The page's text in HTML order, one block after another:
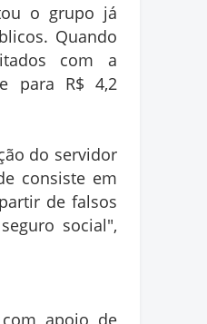
o grupo já
Quando
com a
para R$ 4,2
do servidor
consiste em
de falsos
social",
apoio de